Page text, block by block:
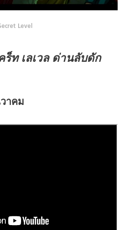
Level
ท เลเวล ด่านลับดัก
าคม